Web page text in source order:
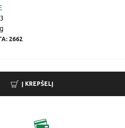
2662
Į KREPŠELĮ